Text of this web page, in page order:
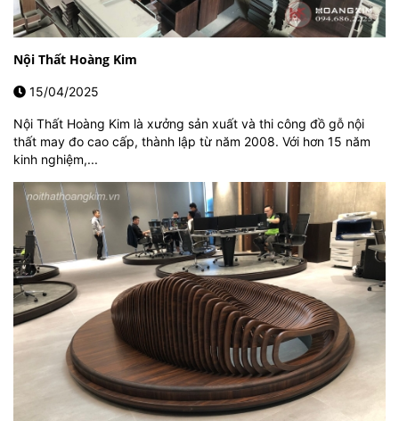
Nội Thất Hoàng Kim
15/04/2025
Nội Thất Hoàng Kim là xưởng sản xuất và thi công đồ gỗ nội
thất may đo cao cấp, thành lập từ năm 2008. Với hơn 15 năm
kinh nghiệm,...